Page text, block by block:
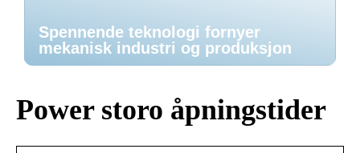
Spennende teknologi fornyer
mekanisk industri og produksjon
Power storo åpningstider